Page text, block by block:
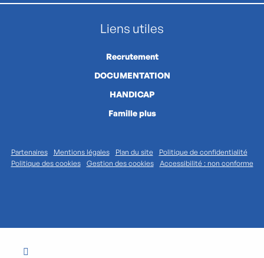
Liens utiles
Recrutement
DOCUMENTATION
HANDICAP
Famille plus
Partenaires Mentions légales Plan du site
Politique de confidentialité
Politique des cookies
Gestion des cookies Accessibilité : non conforme